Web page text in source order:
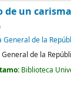
de un carisma
de la
de la
Biblioteca